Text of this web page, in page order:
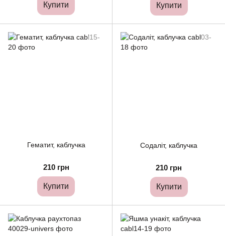
Купити Купити
Гематит, каблучка
210 грн
Купити
Содаліт, каблучка
210 грн
Купити